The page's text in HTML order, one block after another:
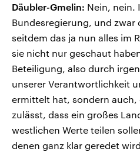
Däubler-Gmelin: Nein, nein.
Bundesregierung, und zwar
seitdem das ja nun alles im
sie nicht nur geschaut
Beteiligung, also durch
unserer Verantwortlichkeit
ermittelt hat, sondern auch,
zulässt, dass ein großes
westlichen Werte teilen
denen ganz klar geredet